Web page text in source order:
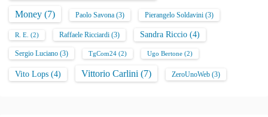
Money (7) Paolo Savona (3) Pierangelo Soldavini (3)
R. E. (2) Raffaele Ricciardi (3) Sandra Riccio (4)
Sergio Luciano (3) TgCom24 (2) Ugo Bertone (2)
Vito Lops (4) Vittorio Carlini (7) ZeroUnoWeb (3)